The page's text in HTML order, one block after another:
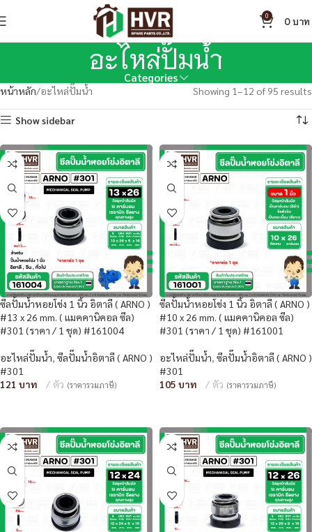
0 0
อะไหล่ปั๊มน้ำ
Categories
หน้าหลัก อะไหล่ปั๊มน้ำ Showing 1–12 of 95 results
Show sidebar
ซีลปั้มน้ำหอยโข่ง 1 นิ้ว อิตาลี ( ARNO )
#13 x 26 mm. ( แมคคานิคอล ซีล)
#301 (ราคา / 1 ชุด) #161004
อะไหล่ปั๊มน้ำ, ซีลปั๊มน้ำอิตาลี ( ARNO )
#301
121
ตัว (ราคารวมภาษี)
ซีลปั้มน้ำหอยโข่ง 1 นิ้ว อิตาลี ( ARNO )
#10 x 26 mm. ( แมคคานิคอล ซีล)
#301 (ราคา / 1 ชุด) #161001
อะไหล่ปั๊มน้ำ, ซีลปั๊มน้ำอิตาลี ( ARNO )
#301
105
ตัว (ราคารวมภาษี)